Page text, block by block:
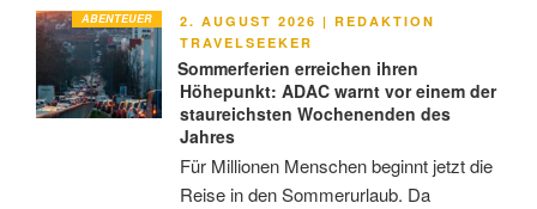
ABENTEUER
VERÖFFENTLICHT
AM
2. AUGUST 2026 | REDAKTION
TRAVELSEEKER
Sommerferien erreichen ihren
Höhepunkt: ADAC warnt vor einem der
staureichsten Wochenenden des
Jahres
Für Millionen Menschen beginnt jetzt die
Reise in den Sommerurlaub. Da